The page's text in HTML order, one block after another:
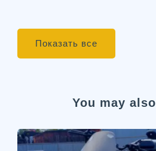
Показать все
You may